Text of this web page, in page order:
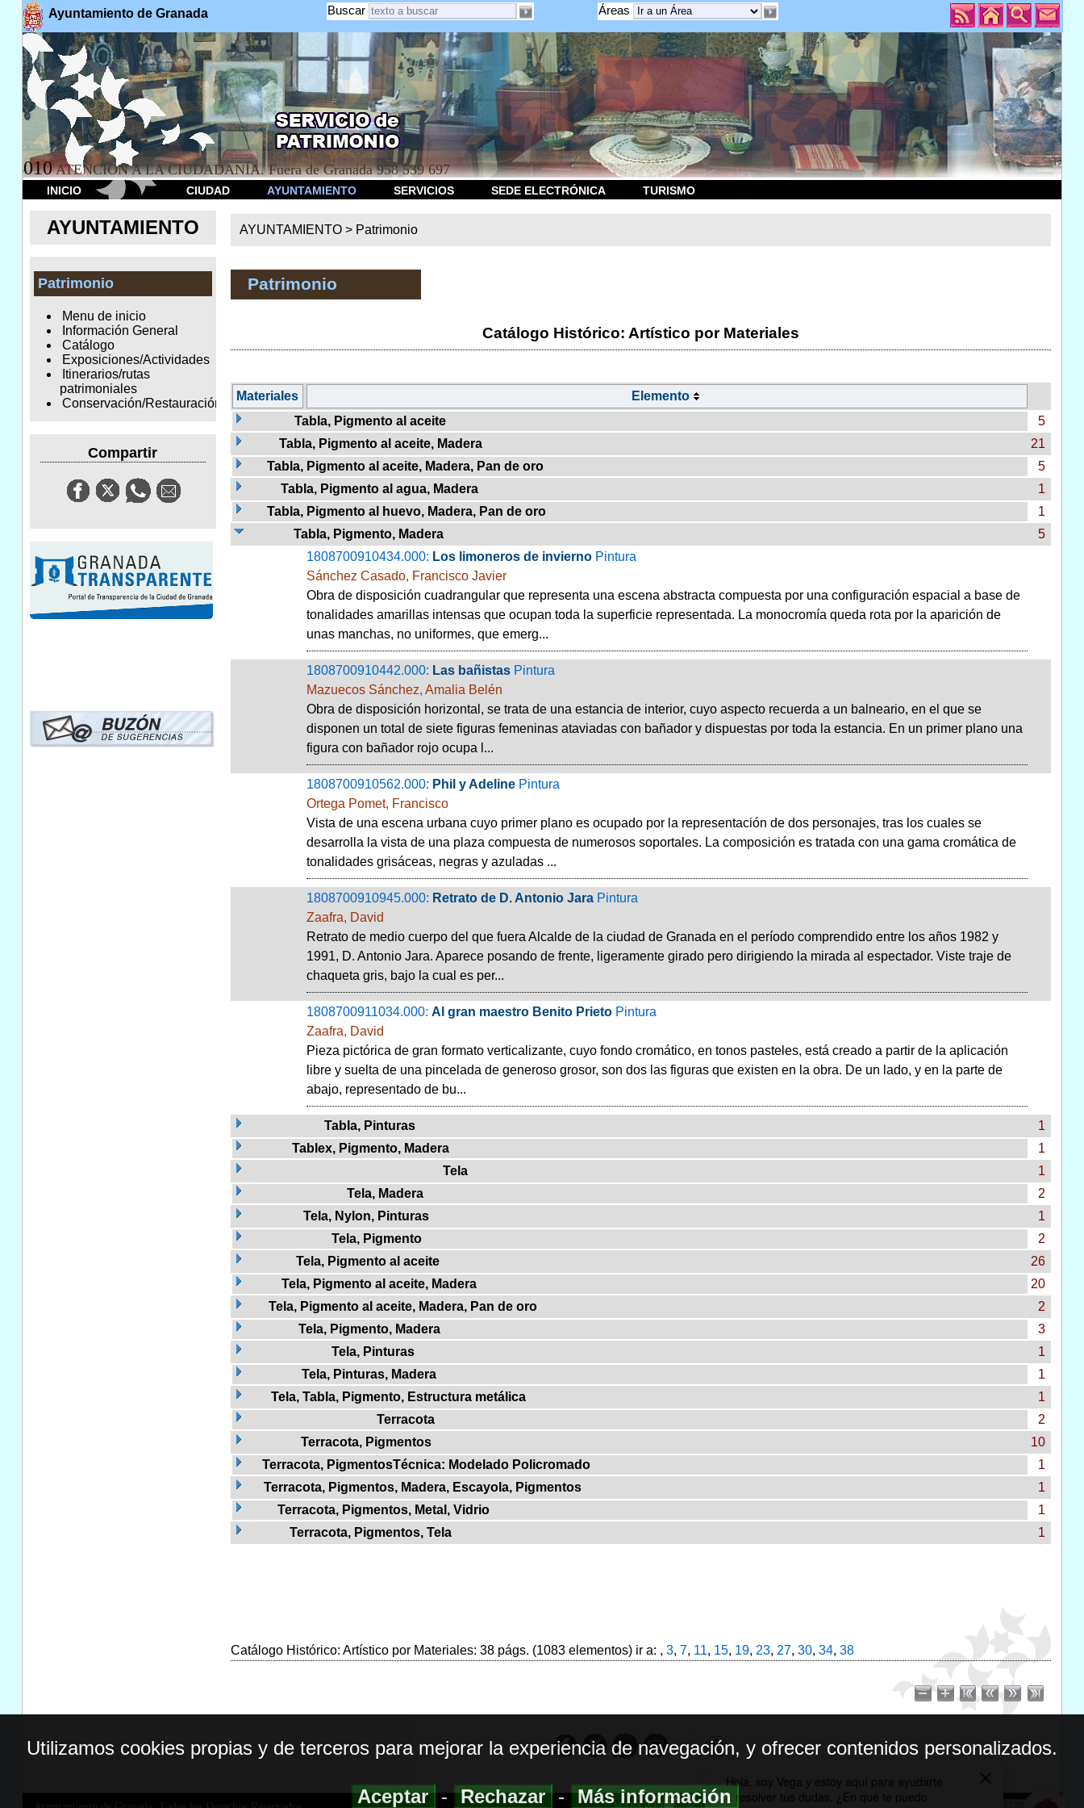
Ayuntamiento de Granada Áreas
Buscar
010 ATENCION A LA CIUDADANÍA. Fuera de Granada 958 539 697
INICIO CIUDAD AYUNTAMIENTO SERVICIOS SEDE ELECTRÓNICA TURISMO
AYUNTAMIENTO
Patrimonio
Menu de inicio
Información General
Catálogo
Exposiciones/Actividades
Itinerarios/rutas
patrimoniales
Conservación/Restauración
Compartir
AYUNTAMIENTO > Patrimonio
Patrimonio
Catálogo Histórico: Artístico por Materiales
Materiales
Elemento
Tabla, Pigmento al aceite
5
Tabla, Pigmento al aceite, Madera
21
Tabla, Pigmento al aceite, Madera, Pan de oro
5
Tabla, Pigmento al agua, Madera
1
Tabla, Pigmento al huevo, Madera, Pan de oro
1
Tabla, Pigmento, Madera
5
1808700910434.000: Los limoneros de invierno Pintura
Sánchez Casado, Francisco Javier
Obra de disposición cuadrangular que representa una escena abstracta compuesta por una configuración espacial a base de
tonalidades amarillas intensas que ocupan toda la superficie representada. La monocromía queda rota por la aparición de
unas manchas, no uniformes, que emerg...
1808700910442.000: Las bañistas Pintura
Mazuecos Sánchez, Amalia Belén
Obra de disposición horizontal, se trata de una estancia de interior, cuyo aspecto recuerda a un balneario, en el que se
disponen un total de siete figuras femeninas ataviadas con bañador y dispuestas por toda la estancia. En un primer plano una
figura con bañador rojo ocupa l...
1808700910562.000: Phil y Adeline Pintura
Ortega Pomet, Francisco
Vista de una escena urbana cuyo primer plano es ocupado por la representación de dos personajes, tras los cuales se
desarrolla la vista de una plaza compuesta de numerosos soportales. La composición es tratada con una gama cromática de
tonalidades grisáceas, negras y azuladas ...
1808700910945.000: Retrato de D. Antonio Jara Pintura
Zaafra, David
Retrato de medio cuerpo del que fuera Alcalde de la ciudad de Granada en el período comprendido entre los años 1982 y
1991, D. Antonio Jara. Aparece posando de frente, ligeramente girado pero dirigiendo la mirada al espectador. Viste traje de
chaqueta gris, bajo la cual es per...
1808700911034.000: Al gran maestro Benito Prieto Pintura
Zaafra, David
Pieza pictórica de gran formato verticalizante, cuyo fondo cromático, en tonos pasteles, está creado a partir de la aplicación
libre y suelta de una pincelada de generoso grosor, son dos las figuras que existen en la obra. De un lado, y en la parte de
abajo, representado de bu...
Tabla, Pinturas
1
Tablex, Pigmento, Madera
1
Tela
1
Tela, Madera
2
Tela, Nylon, Pinturas
1
Tela, Pigmento
2
Tela, Pigmento al aceite
26
Tela, Pigmento al aceite, Madera
20
Tela, Pigmento al aceite, Madera, Pan de oro
2
Tela, Pigmento, Madera
3
Tela, Pinturas
1
Tela, Pinturas, Madera
1
Tela, Tabla, Pigmento, Estructura metálica
1
Terracota
2
Terracota, Pigmentos
10
Terracota, PigmentosTécnica: Modelado Policromado
1
Terracota, Pigmentos, Madera, Escayola, Pigmentos
1
Terracota, Pigmentos, Metal, Vidrio
1
Terracota, Pigmentos, Tela
1
Catálogo Histórico: Artístico por Materiales: 38 págs. (1083 elementos) ir a: , 3, 7, 11, 15, 19, 23, 27, 30, 34, 38
Utilizamos cookies propias y de terceros para mejorar la experiencia de navegación, y ofrecer contenidos personalizados.
Aceptar-Rechazar-Más información